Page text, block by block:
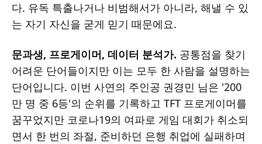
다. 유독 특출나거나 비범해서가 아니라, 해낼 수 있
는 자기 자신을 굳게 믿기 때문에요.
문과생, 프로게이머, 데이터 분석가. 공통점을 찾기
어려운 단어들이지만 이는 모두 한 사람을 설명하는
단어입니다. 이번 사연의 주인공 권경민 님은 '200
만 명 중 6등'의 순위를 기록하고 TFT 프로게이머를
꿈꾸었지만 코로나19의 여파로 게임 대회가 취소되
면서 한 번의 좌절, 준비하던 은행 취업에 실패하며